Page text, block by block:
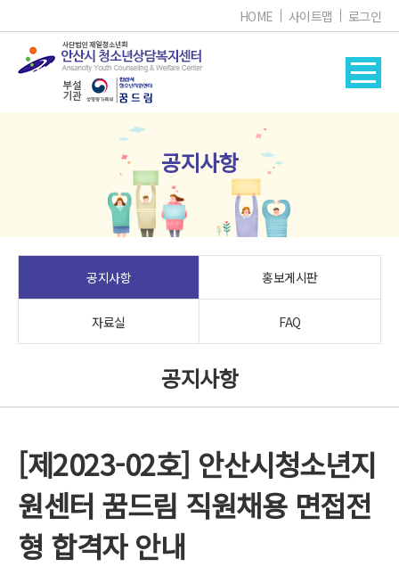
HOME 사이트맵 로그인
공지사항
공지사항 홍보게시판
자료실 FAQ
공지사항
[제2023-02호] 안산시청소년지
원센터 꿈드림 직원채용 면접전
형 합격자 안내